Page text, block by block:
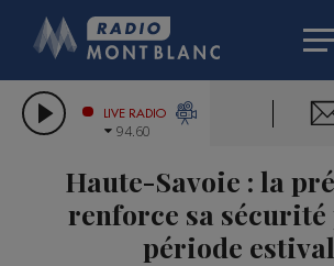
LES CHRONIQUES DE
CITIZEN MACHINERY
GRAND MASSIF DOMAINES
BIGARD
COMPAGNIE DU MONT-
LIVE RADIO
94.60
Haute-Savoie : la
renforce sa sécurité
période